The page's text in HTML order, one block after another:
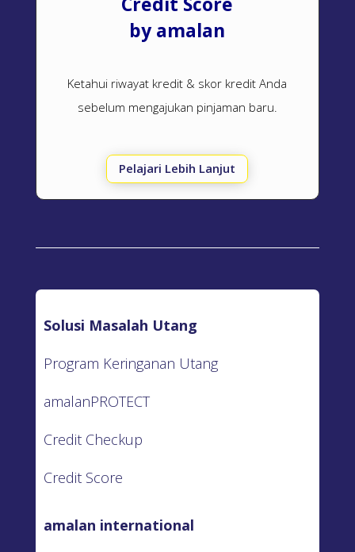
by amalan
Ketahui riwayat kredit & skor kredit Anda
sebelum mengajukan pinjaman baru.
Pelajari Lebih Lanjut
Solusi Masalah Utang
Program Keringanan Utang
amalanPROTECT
Credit Checkup
Credit Score
amalan international